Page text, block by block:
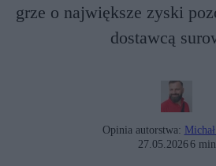
grze o największe zyski
dostawcą
Opinia autorstwa:
27.05.20266 min